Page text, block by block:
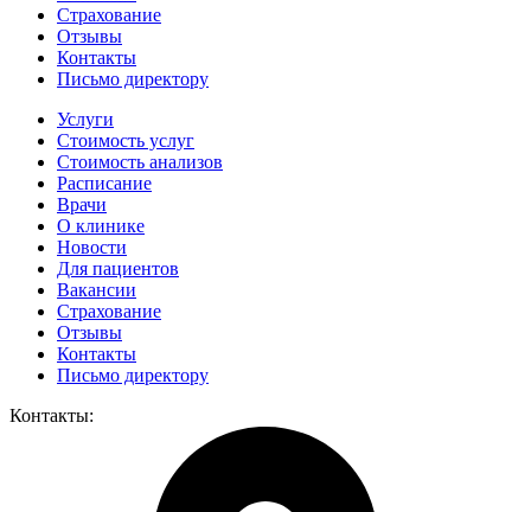
Страхование
Отзывы
Контакты
Письмо директору
Услуги
Стоимость услуг
Стоимость анализов
Расписание
Врачи
О клинике
Новости
Для пациентов
Вакансии
Страхование
Отзывы
Контакты
Письмо директору
Контакты: